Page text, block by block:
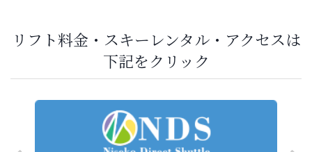
リフト料金・スキーレンタル・アクセスは
下記をクリック